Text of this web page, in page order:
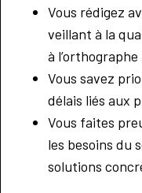
Vous rédigez
veillant à la
à l’orthographe
Vous savez
délais liés aux
Vous faites
les besoins du
solutions